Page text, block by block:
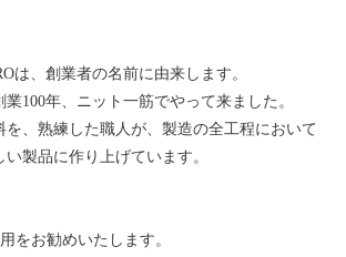
は、創業者の名前に由来します。
100年、ニット一筋でやって来ました。
を、熟練した職人が、製造の全工程において
製品に作り上げています。
をお勧めいたします。